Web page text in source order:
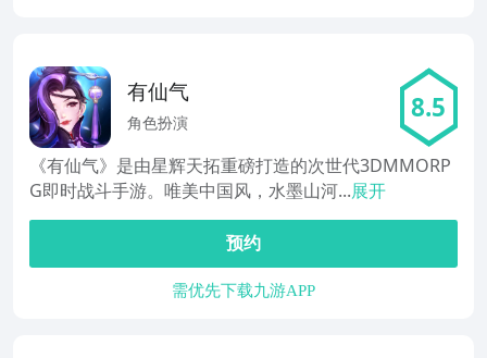
有仙气
角色扮演 8.5
《有仙气》是由星辉天拓重磅打造的次世代3DMMORP
G即时战斗手游。唯美中国风，水墨山河...展开
预约
需优先下载九游APP